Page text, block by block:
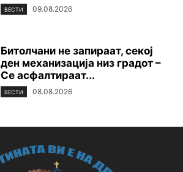
ВЕСТИ 09.08.2026
Битолчани не запираат, секој
ден механизација низ градот –
Се асфалтираат...
ВЕСТИ 08.08.2026